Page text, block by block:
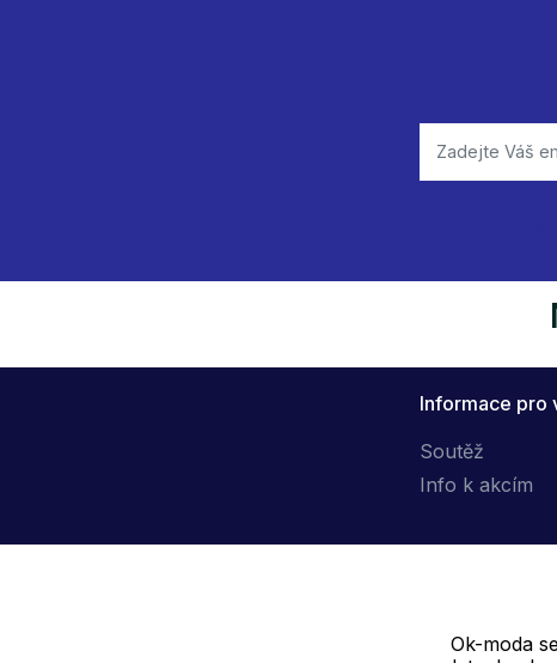
Informace pro
Soutěž
Info k akcím
Ok-moda